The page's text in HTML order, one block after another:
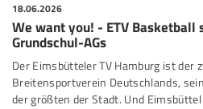
18.06.2026
We want you! - ETV Basketball
Grundschul-AGs
Der Eimsbütteler TV Hamburg ist der
Breitensportverein Deutschlands,
der größten der Stadt. Und